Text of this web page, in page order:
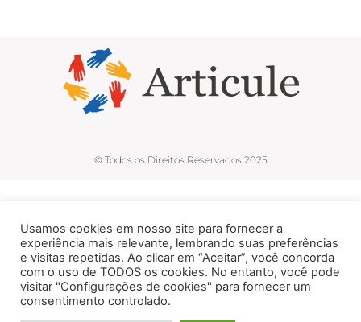
© Todos os Direitos Reservados 2025
Usamos cookies em nosso site para fornecer a
experiência mais relevante, lembrando suas preferências
e visitas repetidas. Ao clicar em “Aceitar”, você concorda
com o uso de TODOS os cookies. No entanto, você pode
visitar "Configurações de cookies" para fornecer um
consentimento controlado.